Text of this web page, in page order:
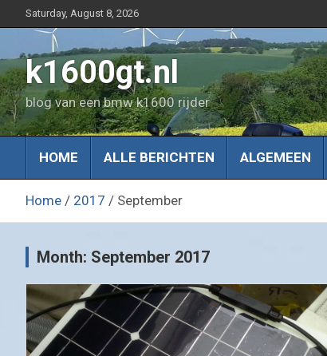
to
Saturday, August 8, 2026
k1600gt.nl
blog van een bmw k1600 rijder
HOME ALLE BERICHTEN ALGEMEEN
Home 2017 September
Month: September 2017